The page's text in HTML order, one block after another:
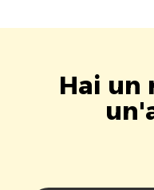
Hai un